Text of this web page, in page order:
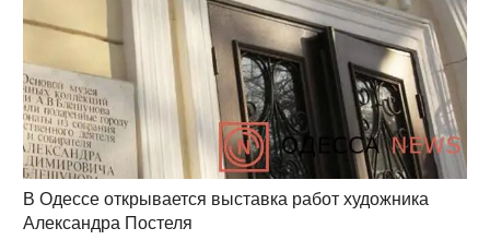
В Одессе открывается выставка работ художника
Александра Постеля